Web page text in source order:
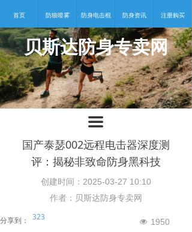
贝斯达防身专卖网
首页 防狼喷雾 防身电击棍 防身资讯 注册购买
넡
国产泰瑟002远程电击器深度测
评：揭秘非致命防身黑科技
넶 1950
分享到： 323
创建时间： 2025-03-27 10:10
作者：贝斯达防身专卖网
끀